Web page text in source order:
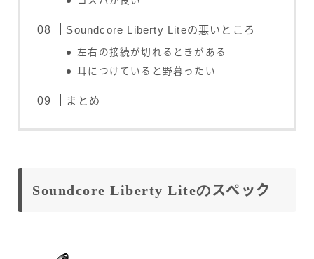
Soundcore Liberty Liteの悪いところ
左右の接続が切れるときがある
耳につけていると野暮ったい
まとめ
Soundcore Liberty Liteのスペック